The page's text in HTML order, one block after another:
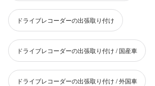
ドライブレコーダーの出張取り付け
ドライブレコーダーの出張取り付け / 国産車
ドライブレコーダーの出張取り付け / 外国車